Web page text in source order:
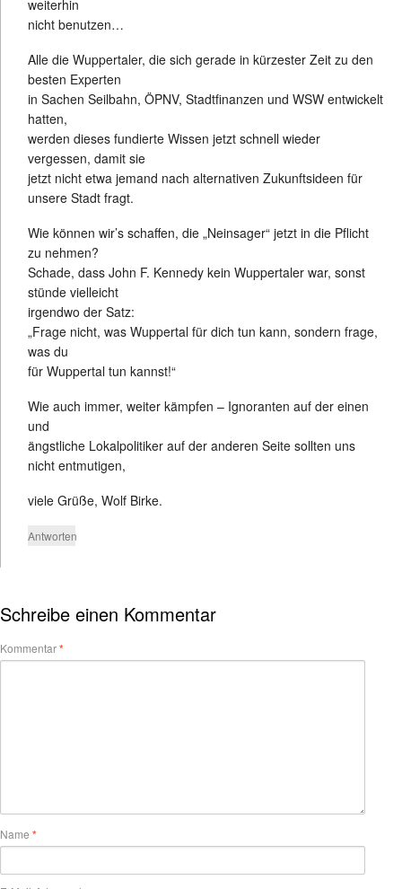
weiterhin
nicht benutzen…
Alle die Wuppertaler, die sich gerade in kürzester Zeit zu den
besten Experten
in Sachen Seilbahn, ÖPNV, Stadtfinanzen und WSW entwickelt
hatten,
werden dieses fundierte Wissen jetzt schnell wieder
vergessen, damit sie
jetzt nicht etwa jemand nach alternativen Zukunftsideen für
unsere Stadt fragt.
Wie können wir’s schaffen, die „Neinsager“ jetzt in die Pflicht
zu nehmen?
Schade, dass John F. Kennedy kein Wuppertaler war, sonst
stünde vielleicht
irgendwo der Satz:
„Frage nicht, was Wuppertal für dich tun kann, sondern frage,
was du
für Wuppertal tun kannst!“
Wie auch immer, weiter kämpfen – Ignoranten auf der einen
und
ängstliche Lokalpolitiker auf der anderen Seite sollten uns
nicht entmutigen,
viele Grüße, Wolf Birke.
Antworten
Schreibe einen Kommentar
Kommentar*
Name *